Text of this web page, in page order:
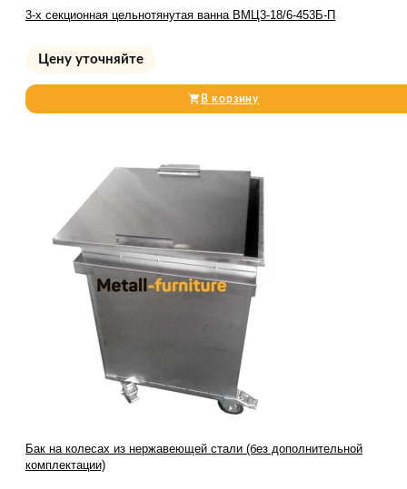
3-х секционная цельнотянутая ванна ВМЦ3-18/6-453Б-П
Цену уточняйте
В корзину
Бак на колесах из нержавеющей стали (без дополнительной
комплектации)